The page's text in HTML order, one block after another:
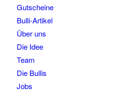
Gutscheine
Bulli-Artikel
Über uns
Die Idee
Team
Die Bullis
Jobs